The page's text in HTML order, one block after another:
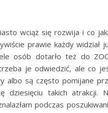
wciąż się rozwija i co
prawie każdy widział
osób dotarło też do
je odwiedzić, ale co
albo są często pomijane
dziesięciu takich atrakcji.
podczas